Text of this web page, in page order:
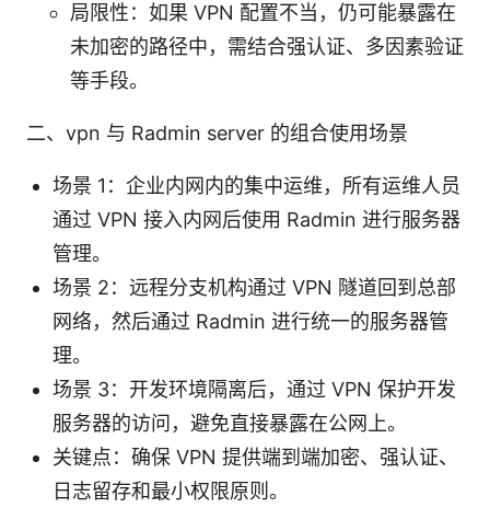
局限性：如果 VPN 配置不当，仍可能暴露在
未加密的路径中，需结合强认证、多因素验证
等手段。
二、vpn 与 Radmin server 的组合使用场景
场景 1：企业内网内的集中运维，所有运维人员
通过 VPN 接入内网后使用 Radmin 进行服务器
管理。
场景 2：远程分支机构通过 VPN 隧道回到总部
网络，然后通过 Radmin 进行统一的服务器管
理。
场景 3：开发环境隔离后，通过 VPN 保护开发
服务器的访问，避免直接暴露在公网上。
关键点：确保 VPN 提供端到端加密、强认证、
日志留存和最小权限原则。